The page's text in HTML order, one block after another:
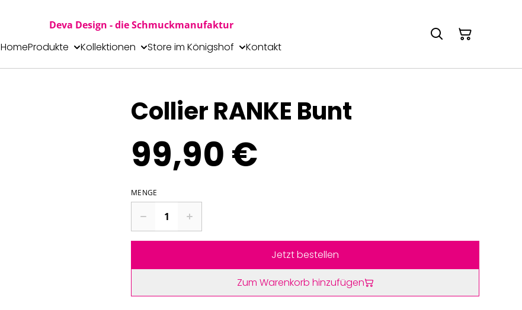
Deva Design - die Schmuckmanufaktur
HomeProdukte Kollektionen Store im Königshof Kontakt
Collier RANKE Bunt
99,90 €
MENGE
Jetzt bestellen
Zum Warenkorb hinzufügen